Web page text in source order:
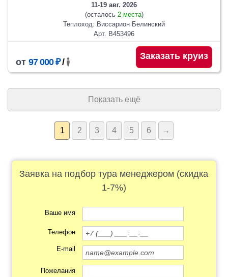
11-19 авг. 2026
(осталось 2 места)
Теплоход: Виссарион Белинский
Арт. В453496
от 97 000 ₽/
Заказать круиз
Показать ещё
1 2 3 4 5 6 →
Заявка на подбор тура менеджером (скидка
1-7%)
Ваше имя
Телефон
E-mail
Пожелания